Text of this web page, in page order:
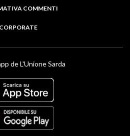
COMMENTI
CORPORATE
de L'Unione Sarda